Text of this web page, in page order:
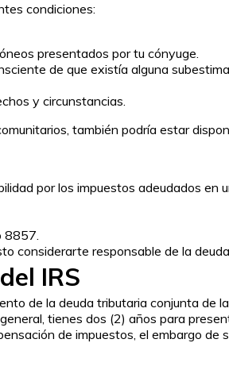
condiciones:
presentados por tu cónyuge.
de que existía alguna
y circunstancias.
también podría estar
por los impuestos adeudados
8857.
considerarte responsable de la
IRS
de la deuda tributaria conjunta de
tienes dos (2) años para
de impuestos, el embargo